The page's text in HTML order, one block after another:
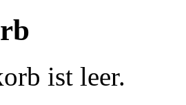
ist leer.